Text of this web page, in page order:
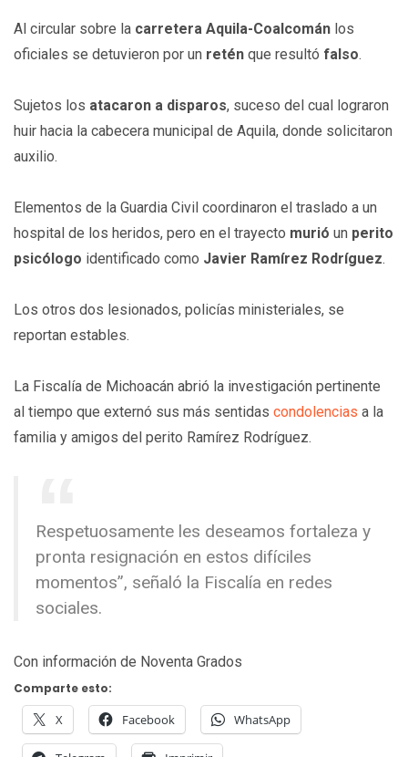
Al circular sobre la carretera Aquila-Coalcomán los
oficiales se detuvieron por un retén que resultó falso.
Sujetos los atacaron a disparos, suceso del cual lograron
huir hacia la cabecera municipal de Aquila, donde solicitaron
auxilio.
Elementos de la Guardia Civil coordinaron el traslado a un
hospital de los heridos, pero en el trayecto murió un perito
psicólogo identificado como Javier Ramírez Rodríguez.
Los otros dos lesionados, policías ministeriales, se
reportan estables.
La Fiscalía de Michoacán abrió la investigación pertinente
al tiempo que externó sus más sentidas condolencias a la
familia y amigos del perito Ramírez Rodríguez.
Respetuosamente les deseamos fortaleza y
pronta resignación en estos difíciles
momentos”, señaló la Fiscalía en redes
sociales.
Con información de Noventa Grados
Comparte esto:
X Facebook WhatsApp